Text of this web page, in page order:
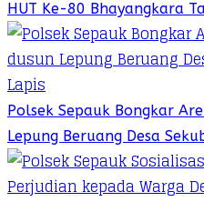
HUT Ke-80 Bhayangkara
Polsek Sepauk Bongkar
Lepung Beruang Desa